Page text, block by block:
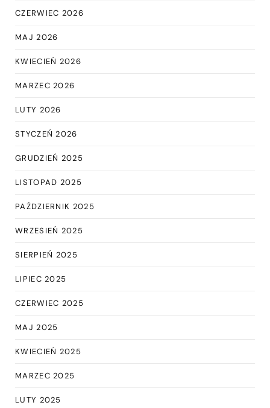
CZERWIEC 2026
MAJ 2026
KWIECIEŃ 2026
MARZEC 2026
LUTY 2026
STYCZEŃ 2026
GRUDZIEŃ 2025
LISTOPAD 2025
PAŹDZIERNIK 2025
WRZESIEŃ 2025
SIERPIEŃ 2025
LIPIEC 2025
CZERWIEC 2025
MAJ 2025
KWIECIEŃ 2025
MARZEC 2025
LUTY 2025